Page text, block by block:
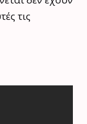
τις